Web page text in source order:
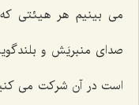
می بینیم هر هیئتی
صدای منبریَش و
است در آن شرکت می